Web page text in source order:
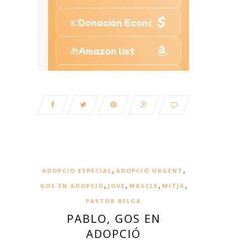
ADOPCIO ESPECIAL , ADOPCIÓ URGENT ,
GOS EN ADOPCIÓ ,JOVE , MASCLE , MITJÀ ,
PASTOR BELGA
PABLO, GOS EN
ADOPCIÓ